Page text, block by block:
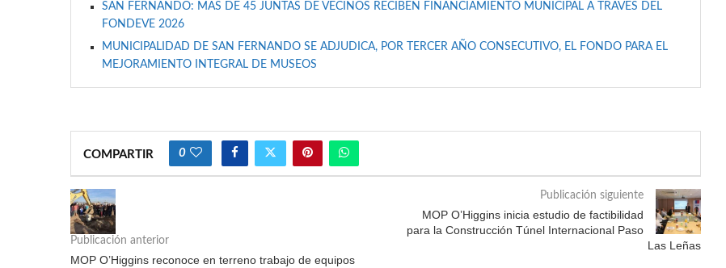
SAN FERNANDO: MÁS DE 45 JUNTAS DE VECINOS RECIBEN FINANCIAMIENTO MUNICIPAL A TRAVÉS DEL
FONDEVE 2026
MUNICIPALIDAD DE SAN FERNANDO SE ADJUDICA, POR TERCER AÑO CONSECUTIVO, EL FONDO PARA EL
MEJORAMIENTO INTEGRAL DE MUSEOS
COMPARTIR 0
Publicación anterior
MOP O’Higgins reconoce en terreno trabajo de equipos
Publicación siguiente
MOP O’Higgins inicia estudio de factibilidad
para la Construcción Túnel Internacional Paso
Las Leñas